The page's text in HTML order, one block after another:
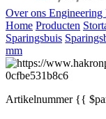
Over ons Engineering
Home Producten
Sparingsbuis
mm
Artikelnummer{{